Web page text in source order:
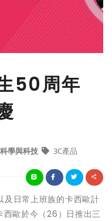
50周年
科學與科技 3C產品
及日常上班族的卡西歐計
歐於今（26）日推出三